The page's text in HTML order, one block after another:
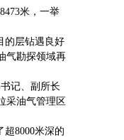
米，一举
的层钻遇良好
气勘探领域再
记、副所长
采油气管理区
8000米深的